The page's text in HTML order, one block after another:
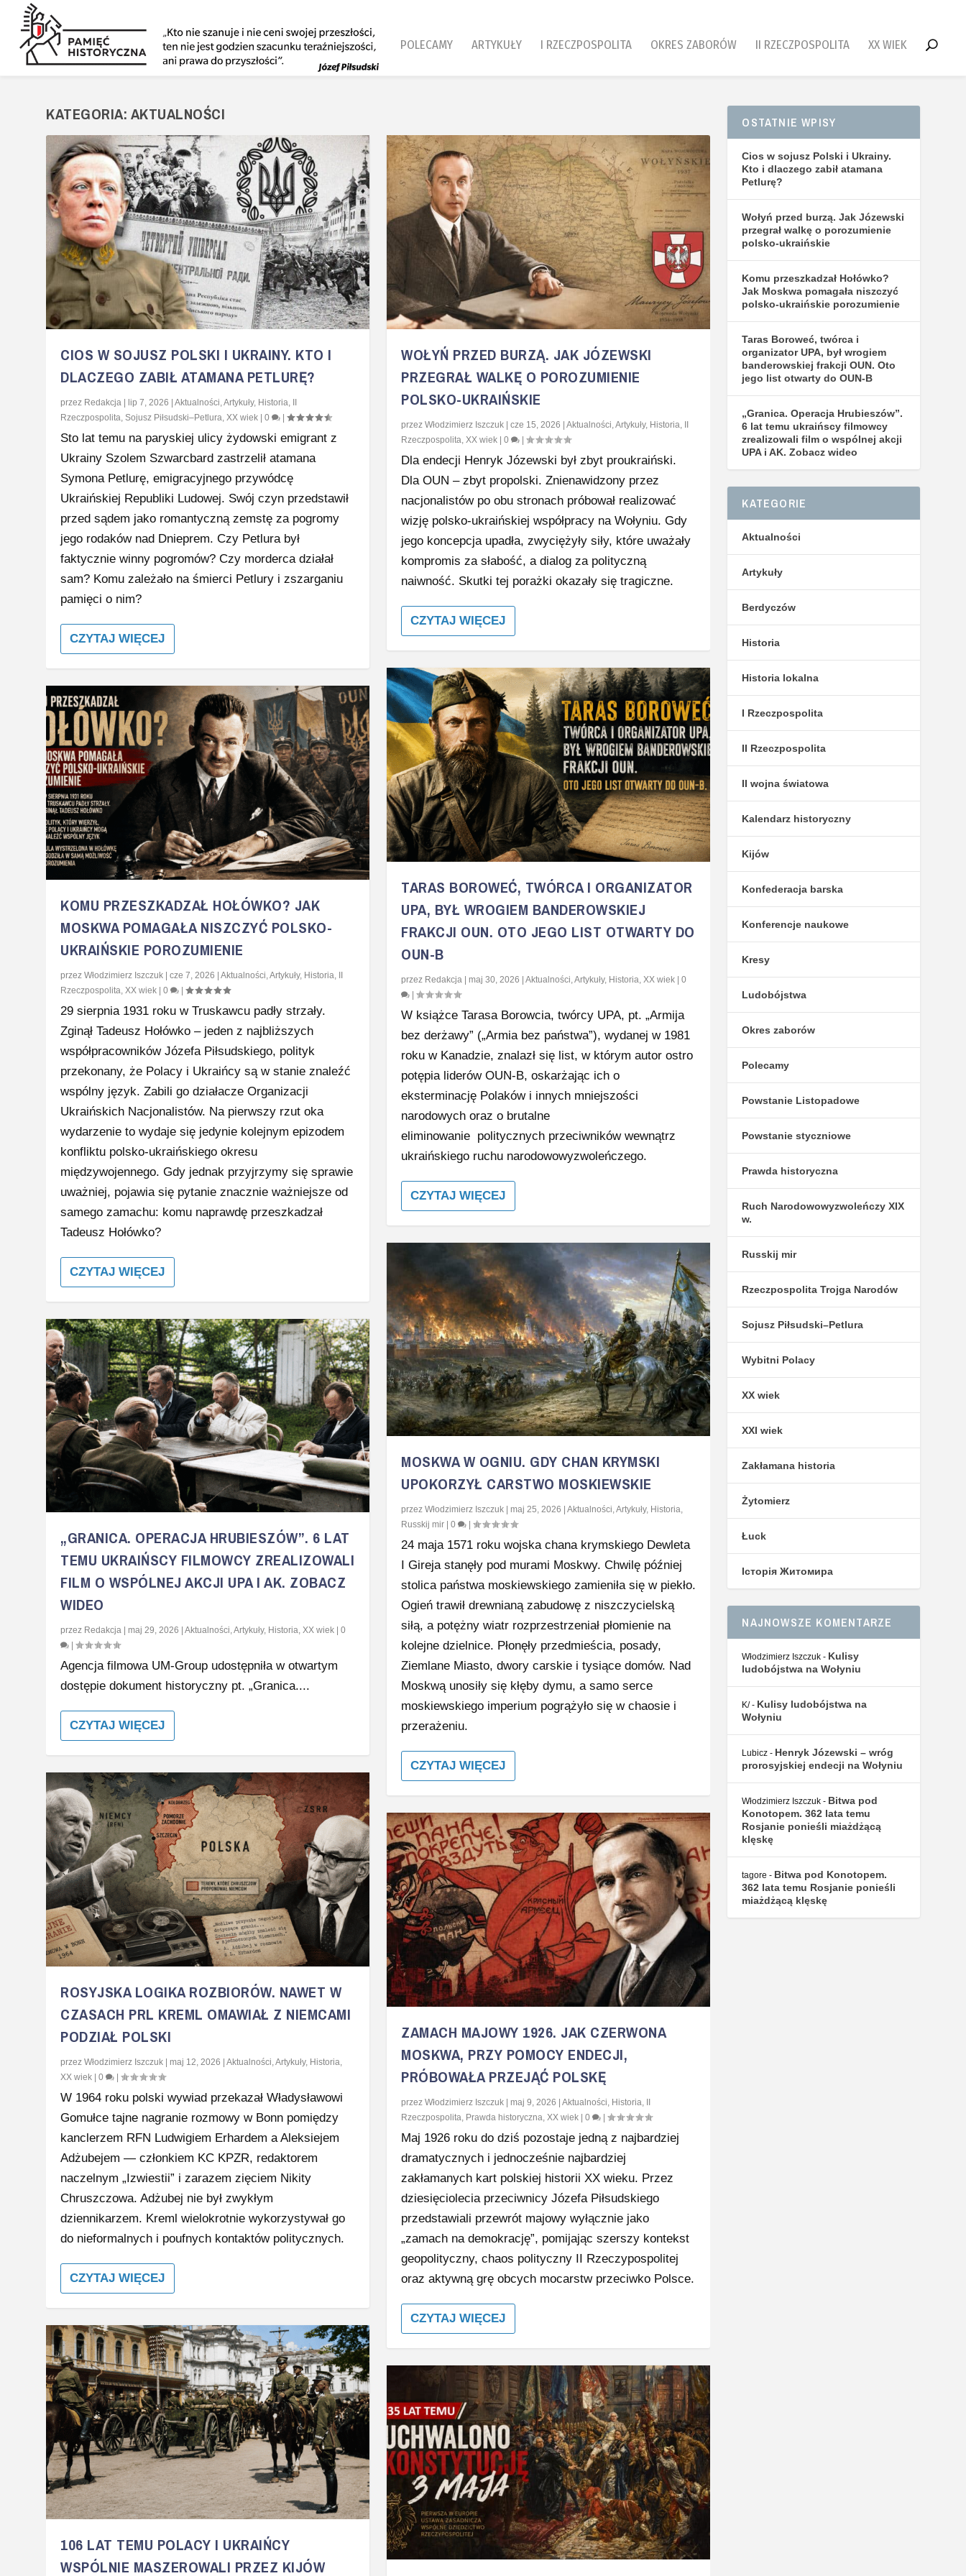
POLECAMY ARTYKUŁY I RZECZPOSPOLITA OKRES ZABORÓW II RZECZPOSPOLITA XX WIEK
KATEGORIA: AKTUALNOŚCI
CIOS W SOJUSZ POLSKI I UKRAINY. KTO I
DLACZEGO ZABIŁ ATAMANA PETLURĘ?
przez Redakcja | lip 7, 2026 | Aktualności Artykuły, Historia II
Rzeczpospolita Sojusz Piłsudski–Petlura XX wiek | 0 |
Sto lat temu na paryskiej ulicy żydowski emigrant z
Ukrainy Szolem Szwarcbard zastrzelił atamana
Symona Petlurę, emigracyjnego przywódcę
Ukraińskiej Republiki Ludowej. Swój czyn przedstawił
przed sądem jako romantyczną zemstę za pogromy
jego rodaków nad Dnieprem. Czy Petlura był
faktycznie winny pogromów? Czy morderca działał
sam? Komu zależało na śmierci Petlury i zszarganiu
pamięci o nim?
CZYTAJ WIĘCEJ
KOMU PRZESZKADZAŁ HOŁÓWKO? JAK
MOSKWA POMAGAŁA NISZCZYĆ POLSKO-
UKRAIŃSKIE POROZUMIENIE
przez Włodzimierz Iszczuk | cze 7, 2026 | Aktualności Artykuły, Historia II
Rzeczpospolita XX wiek | 0 |
29 sierpnia 1931 roku w Truskawcu padły strzały.
Zginął Tadeusz Hołówko – jeden z najbliższych
współpracowników Józefa Piłsudskiego, polityk
przekonany, że Polacy i Ukraińcy są w stanie znaleźć
wspólny język. Zabili go działacze Organizacji
Ukraińskich Nacjonalistów. Na pierwszy rzut oka
wydarzenie to wydaje się jedynie kolejnym epizodem
konfliktu polsko-ukraińskiego okresu
międzywojennego. Gdy jednak przyjrzymy się sprawie
uważniej, pojawia się pytanie znacznie ważniejsze od
samego zamachu: komu naprawdę przeszkadzał
Tadeusz Hołówko?
CZYTAJ WIĘCEJ
„GRANICA. OPERACJA HRUBIESZÓW”. 6 LAT
TEMU UKRAIŃSCY FILMOWCY ZREALIZOWALI
FILM O WSPÓLNEJ AKCJI UPA I AK. ZOBACZ
WIDEO
przez Redakcja maj 29, 2026 Aktualności,Artykuły, Historia, XX wiek
0
Agencja filmowa UM-Group udostępniła w otwartym
dostępie dokument historyczny pt. „Granica....
CZYTAJ WIĘCEJ
ROSYJSKA LOGIKA ROZBIORÓW. NAWET W
CZASACH PRL KREML OMAWIAŁ Z NIEMCAMI
PODZIAŁ POLSKI
przez Włodzimierz Iszczuk maj 12, 2026 Aktualności,Artykuły, Historia,
XX wiek
0
W 1964 roku polski wywiad przekazał Władysławowi
Gomułce tajne nagranie rozmowy w Bonn pomiędzy
kanclerzem RFN Ludwigiem Erhardem a Aleksiejem
Adżubejem — członkiem KC KPZR, redaktorem
naczelnym „Izwiestii” i zarazem zięciem Nikity
Chruszczowa. Adżubej nie był zwykłym
dziennikarzem. Kreml wielokrotnie wykorzystywał go
do nieformalnych i poufnych kontaktów politycznych.
CZYTAJ WIĘCEJ
106 LAT TEMU POLACY I UKRAIŃCY
WSPÓLNIE MASZEROWALI PRZEZ KIJÓW
WOŁYŃ PRZED BURZĄ. JAK JÓZEWSKI
PRZEGRAŁ WALKĘ O POROZUMIENIE
POLSKO-UKRAIŃSKIE
przezWłodzimierz Iszczuk |cze 15, 2026 |Aktualności ,Artykuły, Historia II
Rzeczpospolita XX wiek |0 |
Dla endecji Henryk Józewski był zbyt proukraiński.
Dla OUN – zbyt propolski. Znienawidzony przez
nacjonalistów po obu stronach próbował realizować
wizję polsko-ukraińskiej współpracy na Wołyniu. Gdy
jego koncepcja upadła, zwyciężyły siły, które uważały
kompromis za słabość, a dialog za polityczną
naiwność. Skutki tej porażki okazały się tragiczne.
CZYTAJ WIĘCEJ
TARAS BOROWEĆ, TWÓRCA I ORGANIZATOR
UPA, BYŁ WROGIEM BANDEROWSKIEJ
FRAKCJI OUN. OTO JEGO LIST OTWARTY DO
OUN-B
przez Redakcja |maj 30, 2026 |Aktualności ,Artykuły, Historia XX wiek |0
|
W książce Tarasa Borowcia, twórcy UPA, pt. „Armija
bez derżawy” („Armia bez państwa”), wydanej w 1981
roku w Kanadzie, znalazł się list, w którym autor ostro
potępia liderów OUN-B, oskarżając ich o
eksterminację Polaków i innych mniejszości
narodowych oraz o brutalne
eliminowanie politycznych przeciwników wewnątrz
ukraińskiego ruchu narodowowyzwoleńczego.
CZYTAJ WIĘCEJ
MOSKWA W OGNIU. GDY CHAN KRYMSKI
UPOKORZYŁ CARSTWO MOSKIEWSKIE
przezWłodzimierz Iszczuk |maj 25, 2026 |Aktualności,Artykuły, Historia,
Russkij mir |0 |
24 maja 1571 roku wojska chana krymskiego Dewleta
I Gireja stanęły pod murami Moskwy. Chwilę później
stolica państwa moskiewskiego zamieniła się w piekło.
Ogień trawił drewnianą zabudowę z niszczycielską
siłą, a potężny wiatr rozprzestrzeniał płomienie na
kolejne dzielnice. Płonęły przedmieścia, posady,
Ziemlane Miasto, dwory carskie i tysiące domów. Nad
Moskwą unosiły się kłęby dymu, a samo serce
moskiewskiego imperium pogrążyło się w chaosie i
przerażeniu.
CZYTAJ WIĘCEJ
ZAMACH MAJOWY 1926. JAK CZERWONA
MOSKWA, PRZY POMOCY ENDECJI,
PRÓBOWAŁA PRZEJĄĆ POLSKĘ
przezWłodzimierz Iszczuk |maj 9, 2026 |Aktualności, Historia,
Rzeczpospolita, Prawda historyczna,XX wiek |0 |
Maj 1926 roku do dziś pozostaje jedną z najbardziej
dramatycznych i jednocześnie najbardziej
zakłamanych kart polskiej historii XX wieku. Przez
dziesięciolecia przeciwnicy Józefa Piłsudskiego
przedstawiali przewrót majowy wyłącznie jako
„zamach na demokrację”, pomijając szerszy kontekst
geopolityczny, chaos polityczny II Rzeczypospolitej
oraz aktywną grę obcych mocarstw przeciwko Polsce.
CZYTAJ WIĘCEJ
OSTATNIE WPISY
Cios w sojusz Polski i Ukrainy.
Kto i dlaczego zabił atamana
Petlurę?
Wołyń przed burzą. Jak Józewski
przegrał walkę o porozumienie
polsko-ukraińskie
Komu przeszkadzał Hołówko?
Jak Moskwa pomagała niszczyć
polsko-ukraińskie porozumienie
Taras Boroweć, twórca i
organizator UPA, był wrogiem
banderowskiej frakcji OUN. Oto
jego list otwarty do OUN-B
„Granica. Operacja Hrubieszów”.
6 lat temu ukraińscy filmowcy
zrealizowali film o wspólnej akcji
UPA i AK. Zobacz wideo
KATEGORIE
Aktualności
Artykuły
Berdyczów
Historia
Historia lokalna
I Rzeczpospolita
II Rzeczpospolita
II wojna światowa
Kalendarz historyczny
Kijów
Konfederacja barska
Konferencje naukowe
Kresy
Ludobójstwa
Okres zaborów
Polecamy
Powstanie Listopadowe
Powstanie styczniowe
Prawda historyczna
Ruch Narodowowyzwoleńczy XIX
w.
Russkij mir
Rzeczpospolita Trojga Narodów
Sojusz Piłsudski–Petlura
Wybitni Polacy
XX wiek
XXI wiek
Zakłamana historia
Żytomierz
Łuck
Історія Житомира
NAJNOWSZE KOMENTARZE
Włodzimierz Iszczuk - Kulisy
ludobójstwa na Wołyniu
K/- Kulisy ludobójstwa na
Wołyniu
Lubicz - Henryk Józewski – wróg
prorosyjskiej endecji na Wołyniu
Włodzimierz Iszczuk - Bitwa pod
Konotopem. 362 lata temu
Rosjanie ponieśli miażdżącą
klęskę
tagore - Bitwa pod Konotopem.
362 lata temu Rosjanie ponieśli
miażdżącą klęskę